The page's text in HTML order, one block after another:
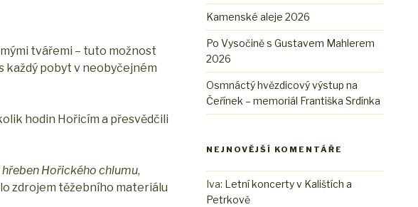
tvářemi – tuto možnost
každý pobyt v neobyčejném
hodin Hořicím a přesvědčili
hřeben Hořického chlumu,
zdrojem těžebního materiálu
Kamenské aleje 2026
Po Vysočině s Gustavem Mahlerem
2026
Osmnáctý hvězdicový výstup na
Čeřínek – memoriál Františka Srdínka
NEJNOVĚJŠÍ KOMENTÁŘE
Iva: Letní koncerty v Kalištích a
Petrkově